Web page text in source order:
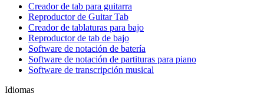
Creador de tab para guitarra
Reproductor de Guitar Tab
Creador de tablaturas para bajo
Reproductor de tab de bajo
Software de notación de batería
Software de notación de partituras para piano
Software de transcripción musical
Idiomas